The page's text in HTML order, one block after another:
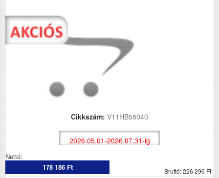
Cikkszám: V11HB58040
2026.05.01-2026.07.31-ig
Nettó:
178 186 Ft
Bruttó: 226 296 Ft